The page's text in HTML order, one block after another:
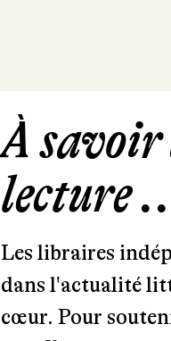
À
lecture
Les libraires
dans l'actualité
cœur. Pour